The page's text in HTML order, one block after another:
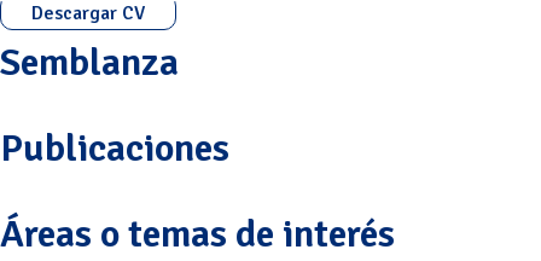
Descargar CV
Semblanza
Publicaciones
Áreas o temas de interés